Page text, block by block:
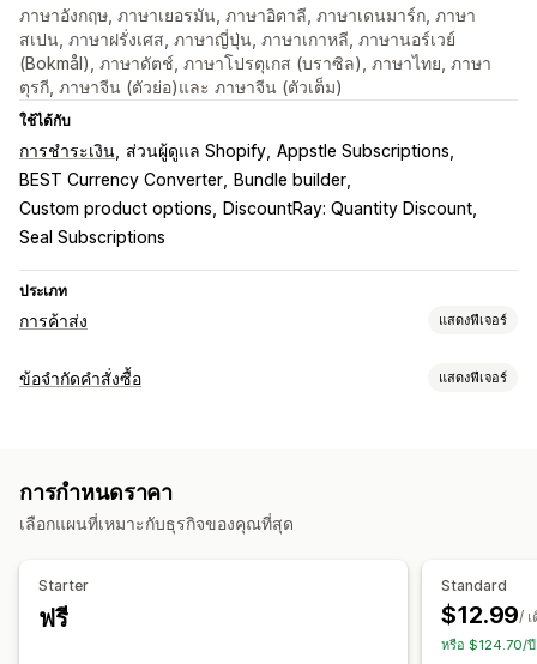
ภาษาอังกฤษ, ภาษาเยอรมัน, ภาษาอิตาลี, ภาษาเดนมาร์ก, ภาษา
สเปน, ภาษาฝรั่งเศส, ภาษาญี่ปุ่น, ภาษาเกาหลี, ภาษานอร์เวย์
(Bokmål), ภาษาดัตช์, ภาษาโปรตุเกส (บราซิล), ภาษาไทย, ภาษา
ตุรกี, ภาษาจีน (ตัวย่อ)และ ภาษาจีน (ตัวเต็ม)
ใช้ได้กับ
การชำระเงิน ส่วนผู้ดูแล Shopify Appstle Subscriptions
BEST Currency Converter
Bundle builder
Custom product options
DiscountRay: Quantity Discount
Seal Subscriptions
ประเภท
การค้าส่ง แสดงฟีเจอร์
ตัวเลือกการกำหนดราคา
การจัดการคำสั่งซื้อ
ข้อจำกัดคำสั่งซื้อ
ซิงค์สินค้าคงคลัง
ข้อจำกัดคำสั่งซื้อ แสดงฟีเจอร์
ตามส่วนลด เฉพาะสินค้า
แท็กลูกค้า
การแจ้งเตือนตะกร้าสินค้า
การกำหนดราคา
เลือกแผนที่เหมาะกับธุรกิจของคุณที่สุด
Starter
ฟรี
Standard
$12.99/
หรือ $124.70/